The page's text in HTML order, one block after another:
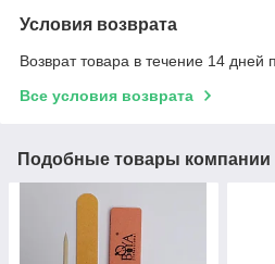
Условия возврата
Возврат товара в течение 14 дней
Все условия возврата
Подобные товары компании